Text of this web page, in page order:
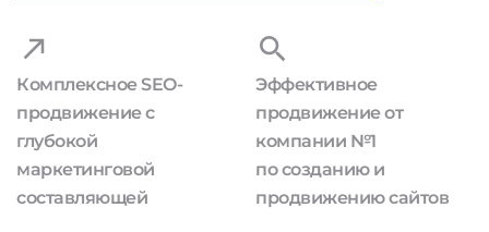
Комплексное SEO-
продвижение с
глубокой
маркетинговой
составляющей
Эффективное
продвижение от
компании №1
по созданию и
продвижению сайтов